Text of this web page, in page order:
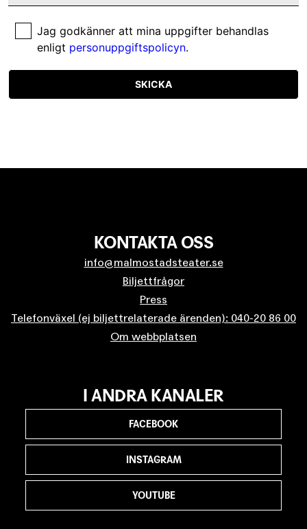
Jag godkänner att mina uppgifter behandlas
enligt personuppgiftspolicyn.
SKICKA
KONTAKTA OSS
info@malmostadsteater.se
Biljettfrågor
Press
Telefonväxel (ej biljettrelaterade ärenden): 040-20 86 00
Om webbplatsen
I ANDRA KANALER
FACEBOOK
INSTAGRAM
YOUTUBE